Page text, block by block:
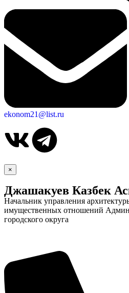
Городская Среда
ekonom21@list.ru
×
Джашакуев Казбек
Начальник управления
имущественных отношений
городского округа